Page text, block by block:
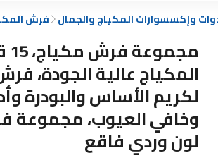
وإكسسوارات المكياج والجمال فرش
المكياج عالية الجودة،
لكريم الأساس والبودرة
وخافي العيوب، مجموعة
لون وردي فاقع